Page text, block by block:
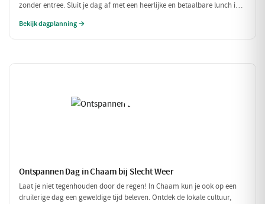
zonder entree. Sluit je dag af met een heerlijke en betaalbare lunch in
Bekijk dagplanning →
Ontspannen Dag in Chaam bij Slecht Weer
Laat je niet tegenhouden door de regen! In Chaam kun je ook op een
druilerige dag een geweldige tijd beleven. Ontdek de lokale cultuur,